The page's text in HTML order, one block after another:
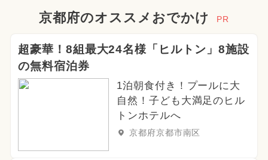
京都府のオススメおでかけ PR
超豪華！8組最大24名様「ヒルトン」8施設
の無料宿泊券
1泊朝食付き！プールに大
自然！子ども大満足のヒル
トンホテルへ
京都府京都市南区